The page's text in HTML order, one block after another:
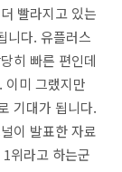
빨라지고 있는
니다. 유플러스
히 빠른 편인데
이미 그랬지만
기대가 됩니다.
이 발표한 자료
위라고 하는군